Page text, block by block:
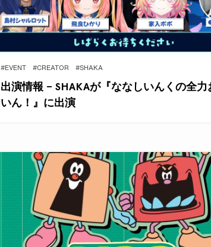
#EVENT #CREATOR #SHAKA
出演情報 – SHAKAが『ななしいんくの全力
いん！』に出演